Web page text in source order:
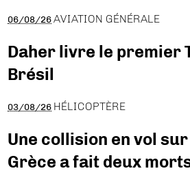
06/08/26 AVIATION GÉNÉRALE
Daher livre le premier
Brésil
03/08/26 HÉLICOPTÈRE
Une collision en vol
Grèce a fait deux